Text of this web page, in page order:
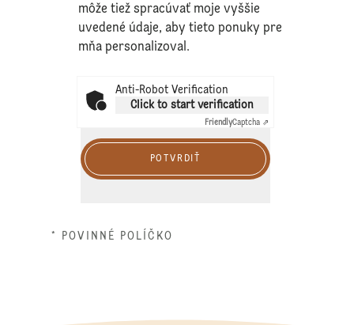
môže tiež spracúvať moje vyššie
uvedené údaje, aby tieto ponuky pre
mňa personalizoval.
Anti-Robot Verification
Click to start verification
FriendlyCaptcha ⇗
POTVRDIŤ
* POVINNÉ POLÍČKO